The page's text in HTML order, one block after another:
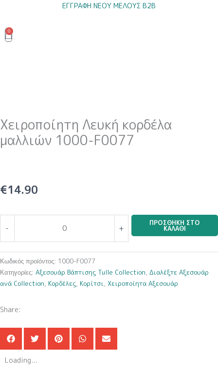
περιεχόμενο
ΕΓΓΡΑΦΗ ΝΕΟΥ ΜΕΛΟΥΣ B2B
0
Cart
Χειροποίητη Λευκή κορδέλα
μαλλιών 1000-F0077
€14.90
-
Λευκή
κορδέλα
μαλλιών
1000-
F0077
ποσότητα
+
ΠΡΟΣΘΉΚΗ ΣΤΟ
ΚΑΛΆΘΙ
Κωδικός προϊόντος: 1000-F0077
Κατηγορίες: Αξεσουάρ Βάπτισης Tulle Collection Διαλέξτε Αξεσουάρ
ανά Collection Κορδέλες Κορίτσι Χειροποίητα Αξεσουάρ
Share:
Loading...